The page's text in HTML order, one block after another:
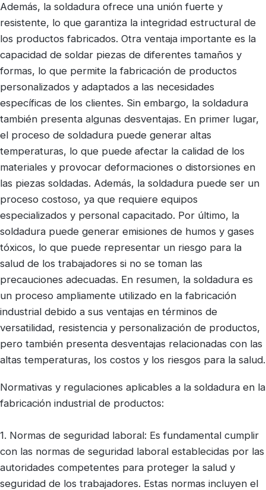
Además, la soldadura ofrece una unión fuerte y
resistente, lo que garantiza la integridad estructural de
los productos fabricados. Otra ventaja importante es la
capacidad de soldar piezas de diferentes tamaños y
formas, lo que permite la fabricación de productos
personalizados y adaptados a las necesidades
específicas de los clientes. Sin embargo, la soldadura
también presenta algunas desventajas. En primer lugar,
el proceso de soldadura puede generar altas
temperaturas, lo que puede afectar la calidad de los
materiales y provocar deformaciones o distorsiones en
las piezas soldadas. Además, la soldadura puede ser un
proceso costoso, ya que requiere equipos
especializados y personal capacitado. Por último, la
soldadura puede generar emisiones de humos y gases
tóxicos, lo que puede representar un riesgo para la
salud de los trabajadores si no se toman las
precauciones adecuadas. En resumen, la soldadura es
un proceso ampliamente utilizado en la fabricación
industrial debido a sus ventajas en términos de
versatilidad, resistencia y personalización de productos,
pero también presenta desventajas relacionadas con las
altas temperaturas, los costos y los riesgos para la salud.
Normativas y regulaciones aplicables a la soldadura en la
fabricación industrial de productos:
1. Normas de seguridad laboral: Es fundamental cumplir
con las normas de seguridad laboral establecidas por las
autoridades competentes para proteger la salud y
seguridad de los trabajadores. Estas normas incluyen el